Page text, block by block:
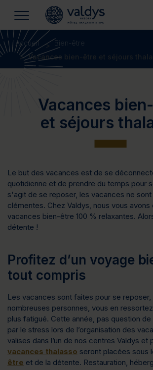
Accueil
Bien-être
Vacances bien-être et séjours
Vacances
et séjours
Le but des vacances est de se
quotidienne et de prendre du temps pour
s'agit de se reposer, les vacances ne
clémentes. Chez Valdys, nous vous
vacances bien-être 100 % relaxantes.
détente !
Profitez d’un voyage
tout compris
Les vacances sont faites pour se
nombreuses personnes, vous en
plus fatigué. Cette année, pas question de
par le stress lors de l’organisation des
valises dans l’un de nos centres Valdys et
vacances thalasso seront placées sous
être et de la détente. Restauration,